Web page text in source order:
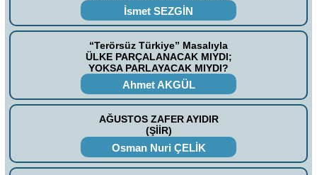
İsmet SEZGİN
“Terörsüz Türkiye” Masalıyla
ÜLKE PARÇALANACAK MIYDI;
YOKSA PARLAYACAK MIYDI?
Ahmet AKGÜL
AĞUSTOS ZAFER AYIDIR
(ŞİİR)
Osman Nuri ÇELİK